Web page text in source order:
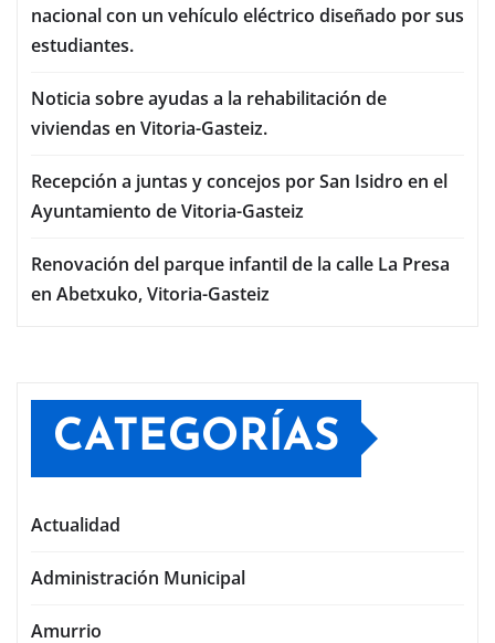
nacional con un vehículo eléctrico diseñado por sus
estudiantes.
Noticia sobre ayudas a la rehabilitación de
viviendas en Vitoria-Gasteiz.
Recepción a juntas y concejos por San Isidro en el
Ayuntamiento de Vitoria-Gasteiz
Renovación del parque infantil de la calle La Presa
en Abetxuko, Vitoria-Gasteiz
CATEGORÍAS
Actualidad
Administración Municipal
Amurrio